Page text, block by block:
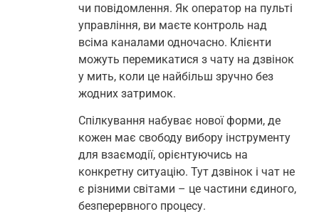
чи повідомлення. Як оператор на пульті
управління, ви маєте контроль над
всіма каналами одночасно. Клієнти
можуть перемикатися з чату на дзвінок
у мить, коли це найбільш зручно без
жодних затримок.
Спілкування набуває нової форми, де
кожен має свободу вибору інструменту
для взаємодії, орієнтуючись на
конкретну ситуацію. Тут дзвінок і чат не
є різними світами – це частини єдиного,
безперервного процесу.